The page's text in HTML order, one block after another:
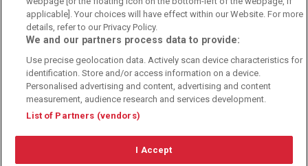
Suchtrisiken, Glücksspiel kann süchtig machen - Hilfe finden Sie auf
buwei.de
Alle Anbieter auf dieser Webseite sind offiziell in Deutschlandlizenziert
werden von derGemeinsamen Glücksspielbehörde der Länderreguliert
applicable]. Your choices will have effect within our Website. For more
details, refer to our Privacy Policy.
We and our partners process data to provide:
Use precise geolocation data. Actively scan device characteristics for
identification. Store and/or access information on a device.
Personalised advertising and content, advertising and content
measurement, audience research and services development.
List of Partners (vendors)
I Accept